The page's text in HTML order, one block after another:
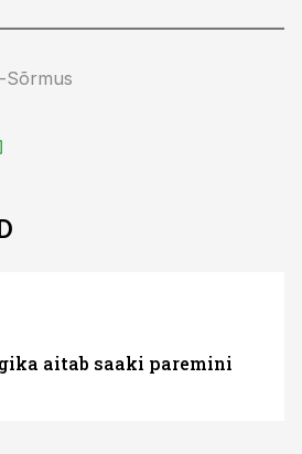
Sõrmus
aitab saaki paremini